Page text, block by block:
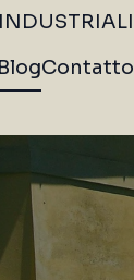
BlogContatto